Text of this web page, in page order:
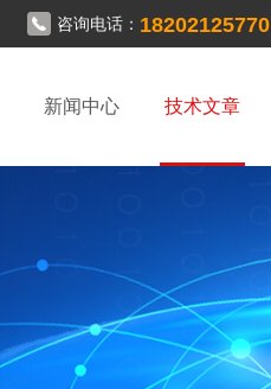
咨询电话： 18202125770
新闻中心 技术文章